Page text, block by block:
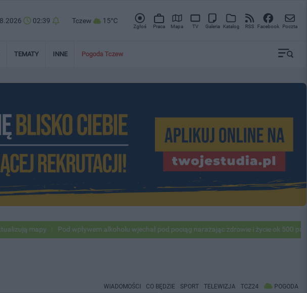
02:39 Tczew 15°C
Zgłoś Praca Mapa TV Galeria Katalog RSS Facebook Poczta
TEMATY INNE Pogoda Tczew
mapy Pod wpływem alkoholu wjechał pod pociąg narażając zdrowie i życie ok 500
WIADOMOŚCI CO BĘDZIE SPORT TELEWIZJA TCZ24 POGODA